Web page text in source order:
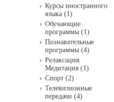
Курсы иностранного
языка (1)
Обучающие
программы (1)
Познавательные
программы (4)
Релаксация.
Медитация (1)
Спорт (2)
Телевизионные
передачи (4)